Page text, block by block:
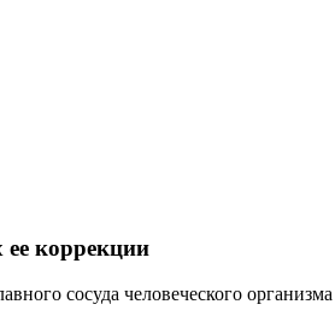
коррекции
сосуда человеческого